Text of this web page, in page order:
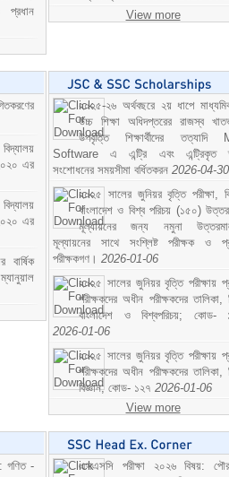
প্রধান
View more
এর
এর
২০২৫-২৬ অর্থবছরে ২য় ধাপে
উচ্চ শিক্ষা অধিদপ্তরের রাজস্ব
উপবৃত্তি শিক্ষার্থীদের তত্যাদি
Software এ এন্ট্রি এবং এন্ট্রিকৃত
সংশোধনের সময়সীমা বর্ধিতকরন 2026-04-30
২০২৫ সালের জুনিয়র বৃত্তি পরীক্ষা,
বাংলাদেশ ও বিশ্ব পরিচয় (১৫০)
মূল্যায়নের জন্য নমুনা
মূল্যায়নের সাথে সংশ্লিষ্ট পরীক্ষক ও
পরীক্ষকগণ। 2026-01-06
২০২৫ সালের জুনিয়র বৃত্তি পরীক্ষায়
পরীক্ষকদের অধীন পরীক্ষকদের তালিকা,
বাংলাদেশ ও বিশ্বপরিচয়; কোড-
2026-01-06
২০২৫ সালের জুনিয়র বৃত্তি পরীক্ষায়
পরীক্ষকদের অধীন পরীক্ষকদের তালিকা,
বিজ্ঞান; কোড- ১২৭ 2026-01-06
View more
গণিত -
এসএসসি পরীক্ষা ২০২৬ বিষয়: